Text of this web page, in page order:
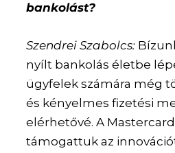
bankolást?
Szendrei Szabolcs:
nyílt bankolás életbe
ügyfelek számára még
és kényelmes fizetési
elérhetővé. A
támogattuk az